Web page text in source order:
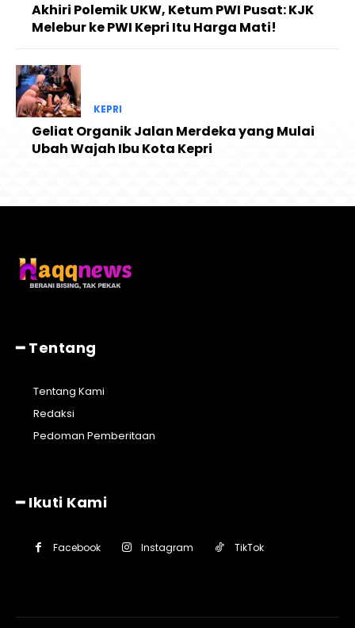
Akhiri Polemik UKW, Ketum PWI Pusat: KJK
Melebur ke PWI Kepri Itu Harga Mati!
KEPRI
Geliat Organik Jalan Merdeka yang Mulai
Ubah Wajah Ibu Kota Kepri
━ Tentang
Tentang Kami
Redaksi
Pedoman Pemberitaan
━ Ikuti Kami
Facebook Instagram TikTok